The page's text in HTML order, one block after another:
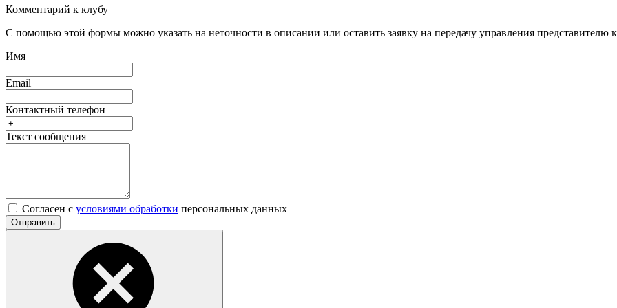
Комментарий к клубу
С помощью этой формы можно указать на неточности в описании или оставить заявку на передачу управления представителю
Имя
Email
Контактный телефон
Текст сообщения
Согласен с условиями обработки персональных данных
Отправить